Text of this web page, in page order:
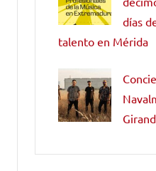
días
talento en Mérida